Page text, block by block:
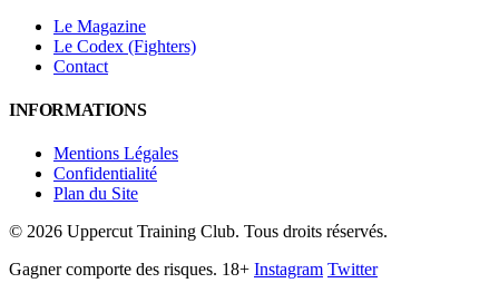
Le Magazine
Le Codex (Fighters)
Contact
INFORMATIONS
Mentions Légales
Confidentialité
Plan du Site
© 2026 Uppercut Training Club. Tous droits réservés.
Gagner comporte des risques. 18+ Instagram Twitter